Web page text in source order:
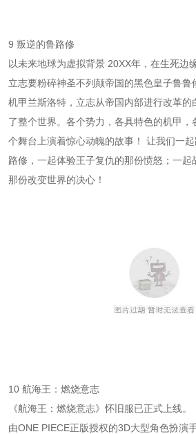
9 叛逆的鲁路修
以未来地球为虚拟背景 20XX年，在生死边
立志要粉碎神圣不列颠帝国的黑色皇子鲁鲁
机甲兰斯洛特，立志从帝国内部进行改革的
了整个世界。各个势力，各具特色的机甲
个舞台上演着惊心动魄的故事！ 让我们一
路修，一起体验王子复仇的那份愤怒；一起
那份改变世界的决心！
10 航海王：燃烧意志
《航海王：燃烧意志》怀旧服已正式上线
由ONE PIECE正版授权的3D大型角色扮演